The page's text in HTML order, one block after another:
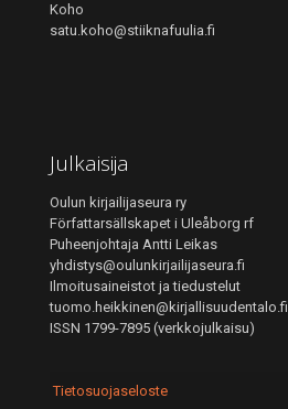
Koho
satu.koho@stiiknafuulia.fi
Julkaisija
Oulun kirjailijaseura ry
Författarsällskapet i Uleåborg rf
Puheenjohtaja Antti Leikas
yhdistys@oulunkirjailijaseura.fi
Ilmoitusaineistot ja tiedustelut
tuomo.heikkinen@kirjallisuudentalo.fi
ISSN 1799-7895 (verkkojulkaisu)
Tietosuojaseloste